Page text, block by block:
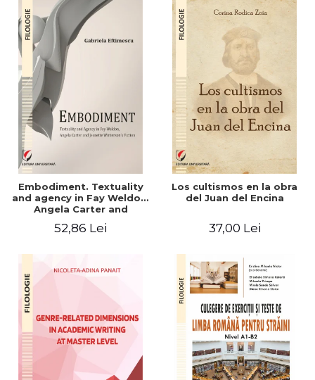
Embodiment. Textuality
and agency in Fay Weldon,
Angela Carter and
fiction
52,86 Lei
Los cultismos en la obra
del Juan del Encina
37,00 Lei